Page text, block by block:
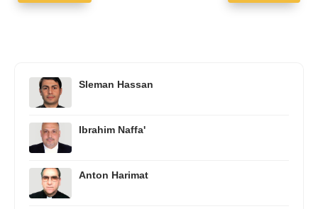
Sleman Hassan
Ibrahim Naffa'
Anton Harimat